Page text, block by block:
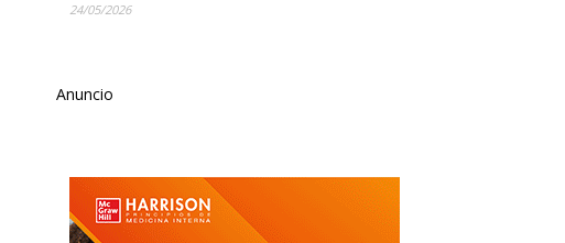
24/05/2026
Anuncio